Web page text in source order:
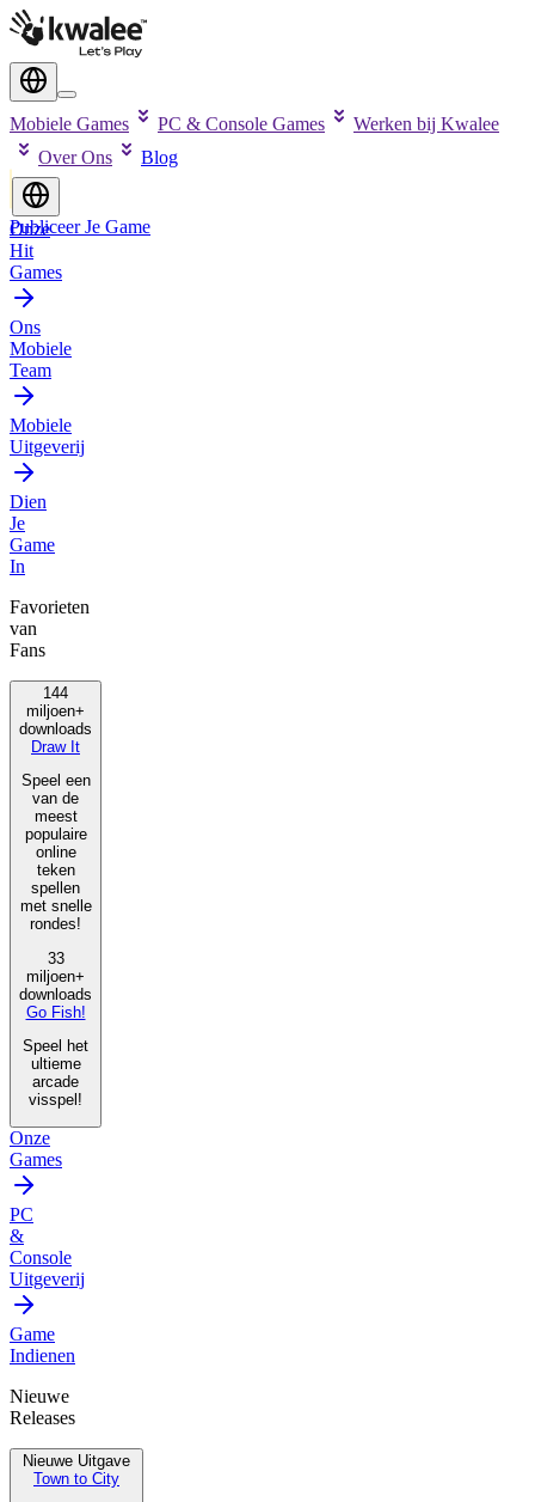
Mobiele Games PC & Console Games
Werken bij Kwalee
Over Ons
Blog
Publiceer Je Game
Onze
Hit
Games
Ons
Mobiele
Team
Mobiele
Uitgeverij
Dien
Je
Game
In
Favorieten
van
Fans
144
miljoen+
downloads
Draw It
Speel een
van de
meest
populaire
online
teken
spellen
met snelle
rondes!
33
miljoen+
downloads
Go Fish!
Speel het
ultieme
arcade
visspel!
Onze
Games
PC
&
Console
Uitgeverij
Game
Indienen
Nieuwe
Releases
Nieuwe Uitgave
Town to City